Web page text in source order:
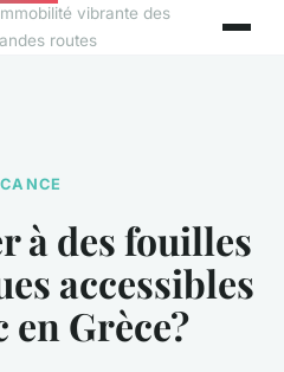
vibrante des
routes
à des fouilles
accessibles
Grèce?